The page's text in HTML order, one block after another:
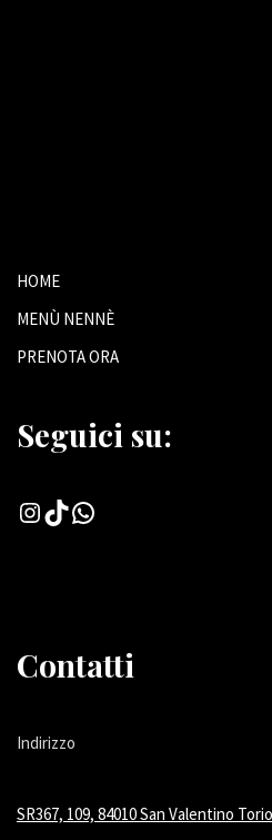
HOME
MENÙ NENNÈ
PRENOTA ORA
Seguici su:
Contatti
Indirizzo
SR367, 109, 84010 San Valentino